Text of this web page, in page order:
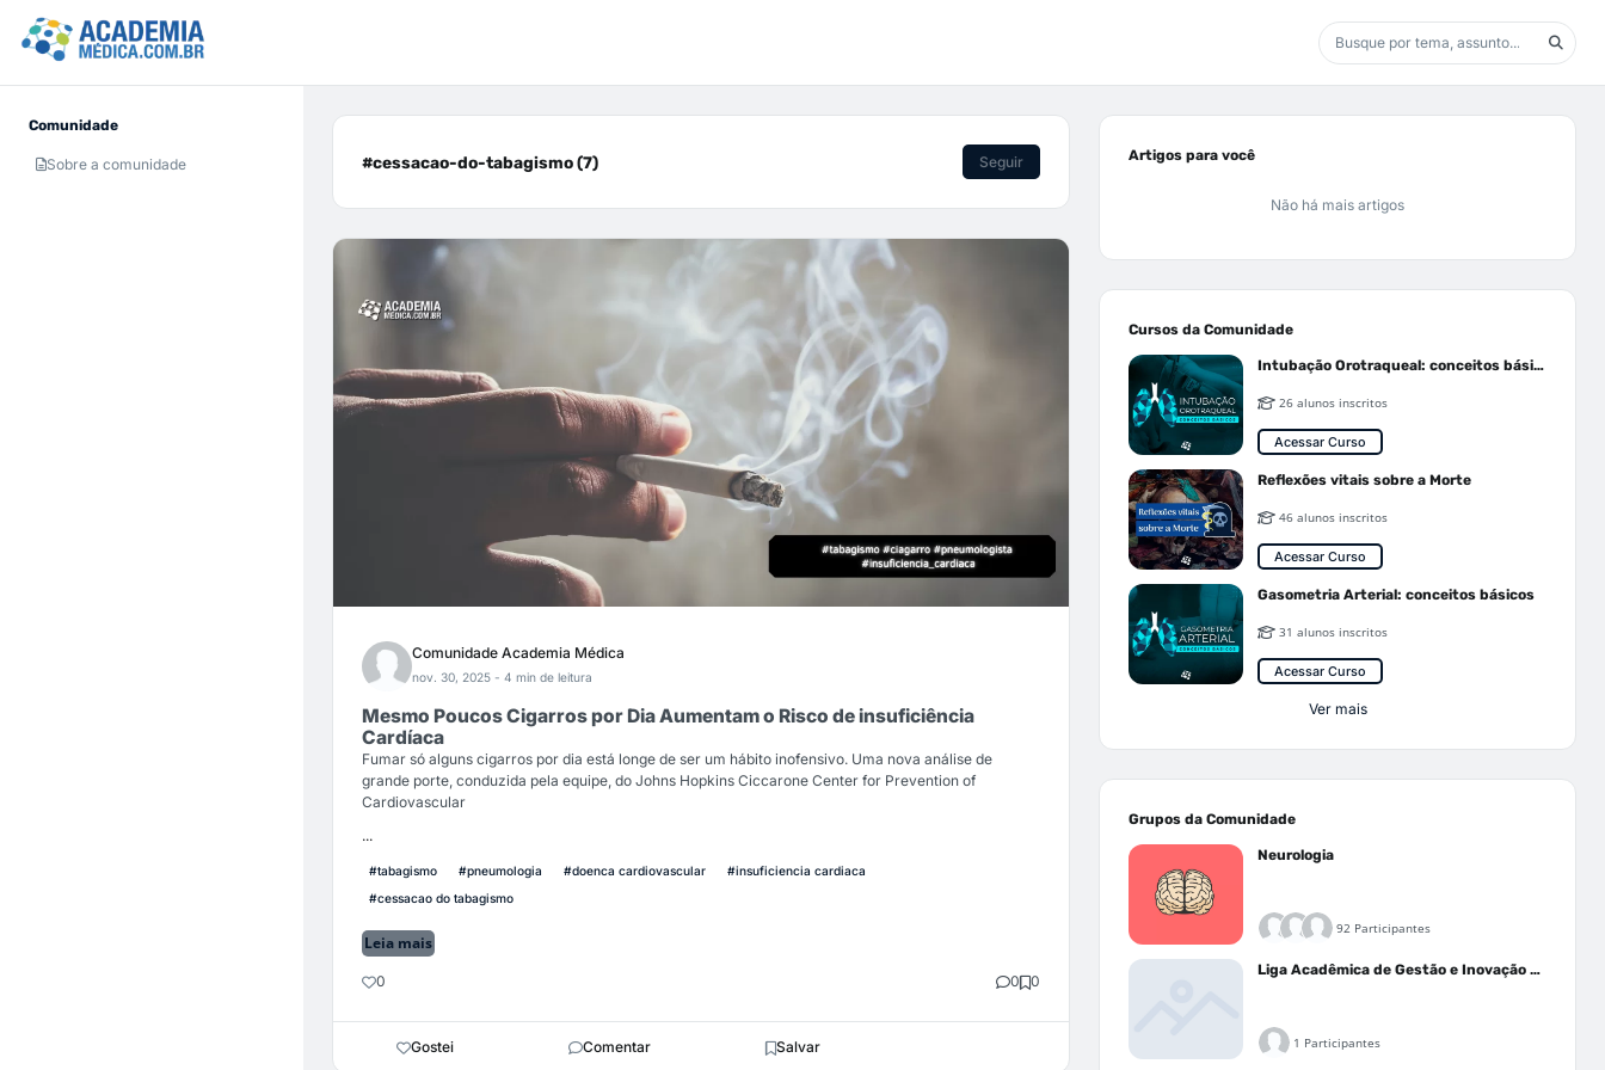
Comunidade
Sobre a comunidade #cessacao-do-tabagismo (7) Seguir
Comunidade Academia Médica
nov. 30, 2025 - 4 min de leitura
Mesmo Poucos Cigarros por Dia Aumentam o Risco de insuficiência
Cardíaca
Fumar só alguns cigarros por dia está longe de ser um hábito inofensivo. Uma nova análise de
grande porte, conduzida pela equipe, do Johns Hopkins Ciccarone Center for Prevention of
Cardiovascular
...
#tabagismo #pneumologia #doenca cardiovascular
#insuficiencia cardiaca
#cessacao do tabagismo
Leia mais
0 0 0
Gostei Comentar Salvar
Artigos para você
Não há mais artigos
Cursos da Comunidade
Intubação Orotraqueal: conceitos básicos
26 alunos inscritos
Acessar Curso
Reflexões vitais sobre a Morte
46 alunos inscritos
Acessar Curso
Gasometria Arterial: conceitos básicos
31 alunos inscritos
Acessar Curso
Ver mais
Grupos da Comunidade
Neurologia
92 Participantes
Liga Acadêmica de Gestão e Inovação Médica - LAGIM
1 Participantes